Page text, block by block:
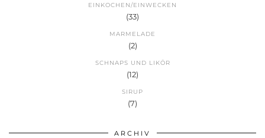
EINKOCHEN/EINWECKEN
(33)
MARMELADE
(2)
SCHNAPS UND LIKÖR
(12)
SIRUP
(7)
ARCHIV